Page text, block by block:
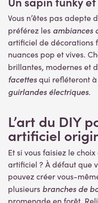
Vous n’êtes pas adepte
préférez les ambiances
artificiel de décorations
nuances pop et vives.
brillantes, modernes et
facettesqui refléteront
guirlandes électriques.
L’art du DIY
artificiel
Et si vous faisiez le choix
artificiel ? À défaut que
pouvez créer vous-
plusieurs branches de
promenade en forêt.